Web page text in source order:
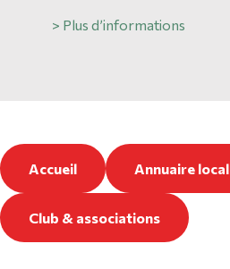
> Plus d’informations
Accueil Annuaire local
Club & associations